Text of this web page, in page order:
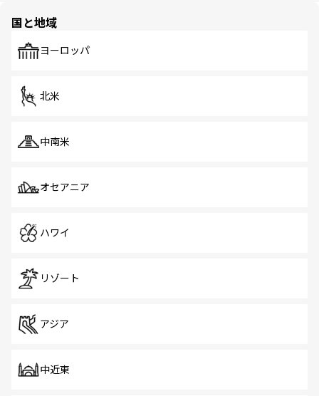
で、ホーカーズは地元の風情を楽しめる外せないスポット
国と地域
ヨーロッパ
北米
中南米
オセアニア
ハワイ
リゾート
アジア
中近東